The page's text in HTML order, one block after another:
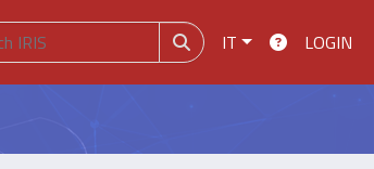
IT LOGIN